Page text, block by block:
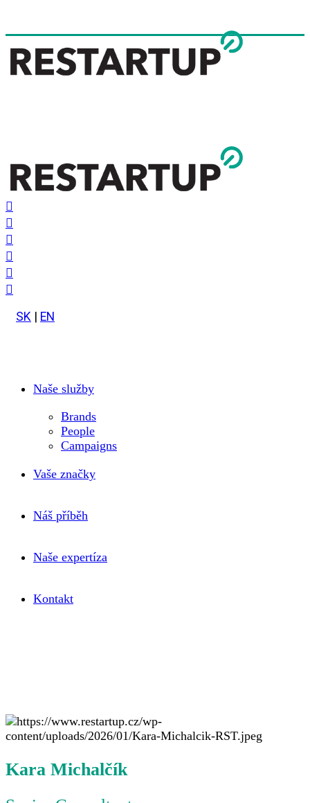
SK EN
Naše služby
Brands
People
Campaigns
Vaše značky
Náš příběh
Naše expertíza
Kontakt
Kara Michalčík